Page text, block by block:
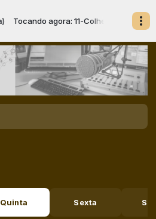
Tocando agora: 11-Colher de Pau (BSB,
Quinta Sexta